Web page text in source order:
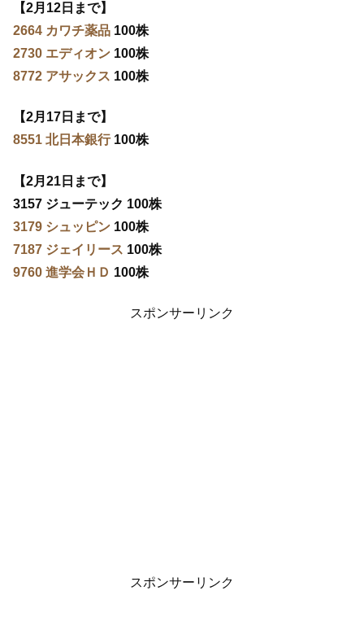
【2月12日まで】
2664 カワチ薬品 100株
2730 エディオン 100株
8772 アサックス 100株
【2月17日まで】
8551 北日本銀行100株
【2月21日まで】
3157 ジューテック 100株
3179 シュッピン 100株
7187 ジェイリース 100株
9760 進学会ＨＤ 100株
スポンサーリンク
スポンサーリンク